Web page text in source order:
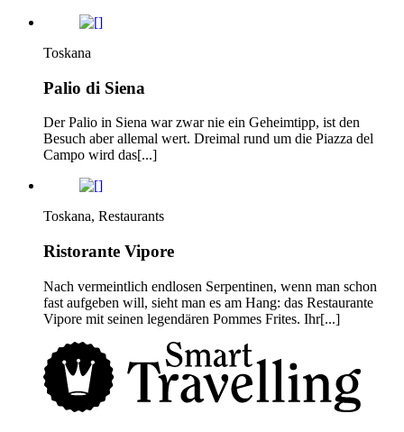
Toskana
Palio di Siena
Der Palio in Siena war zwar nie ein Geheimtipp, ist den
Besuch aber allemal wert. Dreimal rund um die Piazza del
Campo wird das[...]
Toskana, Restaurants
Ristorante Vipore
Nach vermeintlich endlosen Serpentinen, wenn man schon
fast aufgeben will, sieht man es am Hang: das Restaurante
Vipore mit seinen legendären Pommes Frites. Ihr[...]